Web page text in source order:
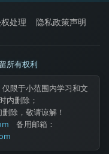
处理
隐私政策声明
所有权利
限于小范围内学习和文
内删除；
除，敬请谅解！
备用邮箱：